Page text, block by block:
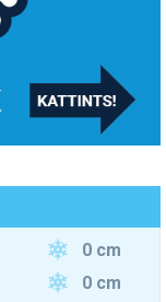
0 cm
0 cm